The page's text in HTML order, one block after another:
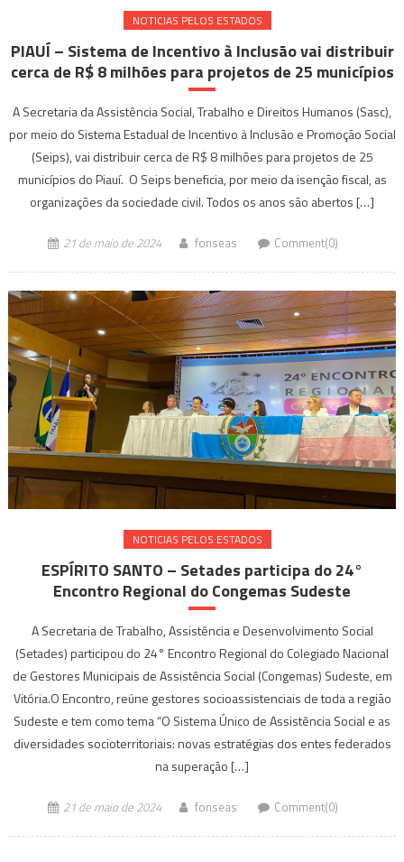
NOTICIAS PELOS ESTADOS
PIAUÍ – Sistema de Incentivo à Inclusão vai distribuir
cerca de R$ 8 milhões para projetos de 25 municípios
A Secretaria da Assistência Social, Trabalho e Direitos Humanos (Sasc),
por meio do Sistema Estadual de Incentivo à Inclusão e Promoção Social
(Seips), vai distribuir cerca de R$ 8 milhões para projetos de 25
municípios do Piauí. O Seips beneficia, por meio da isenção fiscal, as
organizações da sociedade civil. Todos os anos são abertos […]
21 de maio de 2024 fonseas Comment(0)
NOTICIAS PELOS ESTADOS
ESPÍRITO SANTO – Setades participa do 24°
Encontro Regional do Congemas Sudeste
A Secretaria de Trabalho, Assistência e Desenvolvimento Social
(Setades) participou do 24° Encontro Regional do Colegiado Nacional
de Gestores Municipais de Assistência Social (Congemas) Sudeste, em
Vitória.O Encontro, reúne gestores socioassistenciais de toda a região
Sudeste e tem como tema “O Sistema Único de Assistência Social e as
diversidades socioterritoriais: novas estratégias dos entes federados
na superação […]
21 de maio de 2024 fonseas Comment(0)